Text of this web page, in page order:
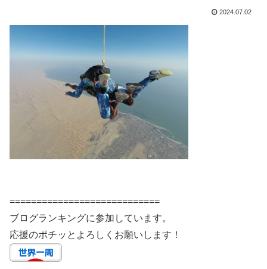
2024.07.02
============================
ブログランキングに参加しています。
応援のポチッとよろしくお願いします！